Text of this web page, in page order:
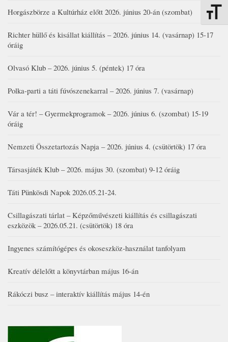
Horgászbörze a Kultúrház előtt 2026. június 20-án (szombat)
Richter hüllő és kisállat kiállítás – 2026. június 14. (vasárnap) 15-17
óráig
Olvasó Klub – 2026. június 5. (péntek) 17 óra
Polka-parti a táti fúvószenekarral – 2026. június 7. (vasárnap)
Vár a tér! – Gyermekprogramok – 2026. június 6. (szombat) 15-19
óráig
Nemzeti Összetartozás Napja – 2026. június 4. (csütörtök) 17 óra
Társasjáték Klub – 2026. május 30. (szombat) 9-12 óráig
Táti Pünkösdi Napok 2026.05.21-24.
Csillagászati tárlat – Képzőművészeti kiállítás és csillagászati
eszközök – 2026.05.21. (csütörtök) 18 óra
Ingyenes számítógépes és okoseszköz-használat tanfolyam
Kreatív délelőtt a könyvtárban május 16-án
Rákóczi busz – interaktív kiállítás május 14-én